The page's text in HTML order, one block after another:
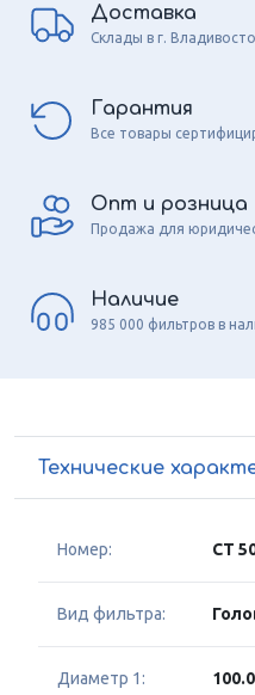
Доставка
Склады в г.
Гарантия
Все товары
Опт и розница
Продажа для
Наличие
985 000 фильтров в
Технические
Номер: CT
Вид фильтра:
Диаметр 1: